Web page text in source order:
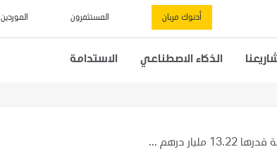
أدنوك مربان المستثمرون الموردين
الذكاء الاصطناعي الاستدامة
13.22 مليار درهم ...